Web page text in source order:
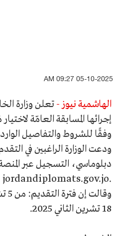
05-10-2025 09:27 AM
الهاشمية نيوز - تعلن وزارة
إجرائها المسابقة العامّة
وفقًا للشروط والتفاصيل
‏ودعت الوزارة الراغبين في
دبلوماسي، التسجيل عبر المنصة
‪jordandiplomats.gov.jo.
18 تشرين الثاني 2025.